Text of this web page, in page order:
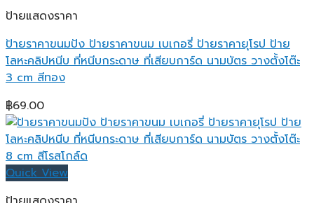
ป้ายแสดงราคา
ป้ายราคาขนมปัง ป้ายราคาขนม เบเกอรี่ ป้ายราคายุโรป ป้าย
โลหะคลิปหนีบ ที่หนีบกระดาษ ที่เสียบการ์ด นามบัตร วางตั้งโต๊ะ
3 cm สีทอง
฿69.00
Quick View